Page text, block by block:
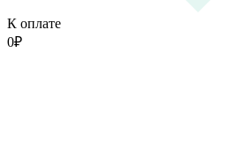
К оплате
0₽